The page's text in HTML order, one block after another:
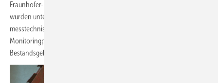
Fraunhofer-Institut für Solare Energiesysteme ISE. In dieser Zeit
wurden unter anderem grob 300 Wärmepumpenanlagen im Feld
messtechnisch untersucht und analysiert. Besonders die aktuellen
Monitoringprojekte waren dabei Wärmepumpen in
Bestandsgebäuden gewidmet.